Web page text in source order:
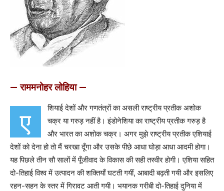
— राममनोहर लोहिया —
ए
शियाई देशों और गणतंत्रों का असली राष्ट्रीय प्रतीक अशोक
चक्र या गरुड़ नहीं है। इंडोनेशिया का राष्ट्रीय प्रतीक गरुड़ है
और भारत का अशोक चक्र। अगर मुझे राष्ट्रीय प्रतीक एशियाई
देशों को देना हो तो मैं चरखा दूँगा और उसके पीछे आधा घोड़ा आधा आदमी होगा।
यह पिछले तीन सौ सालों में पूँजीवाद के विकास की सही तस्वीर होगी। एशिया सहित
दो-तिहाई विश्व में उत्पादन की शक्तियाँ घटती गयीं, आबादी बढ़ती गयी और इसलिए
रहन-सहन के स्तर में गिरावट आती गयी। भयानक गरीबी दो-तिहाई दुनिया में